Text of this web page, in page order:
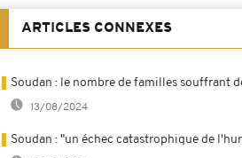
ARTICLES CONNEXES
Soudan : le nombre de familles souffrant
13/08/2024
Soudan : "un échec catastrophique de